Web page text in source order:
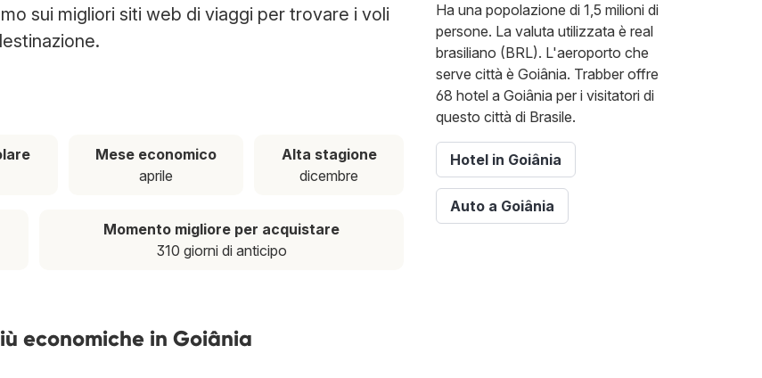
sui migliori siti web di viaggi per trovare i voli
Mese economico
aprile
Alta stagione
dicembre
Momento migliore per acquistare
310 giorni di anticipo
economiche in Goiânia
Ha una popolazione di 1,5 milioni di
persone. La valuta utilizzata è real
brasiliano (BRL). L'aeroporto che
serve città è Goiânia. Trabber offre
68 hotel a Goiânia per i visitatori di
questo città di Brasile.
Hotel in Goiânia
Auto a Goiânia